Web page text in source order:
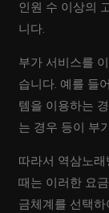
인원 수 이상의
니다.
부가 서비스를
습니다. 예를 들
템을 이용하는
는 경우 등이 부
따라서 역삼노
때는 이러한 요
금체계를 선택